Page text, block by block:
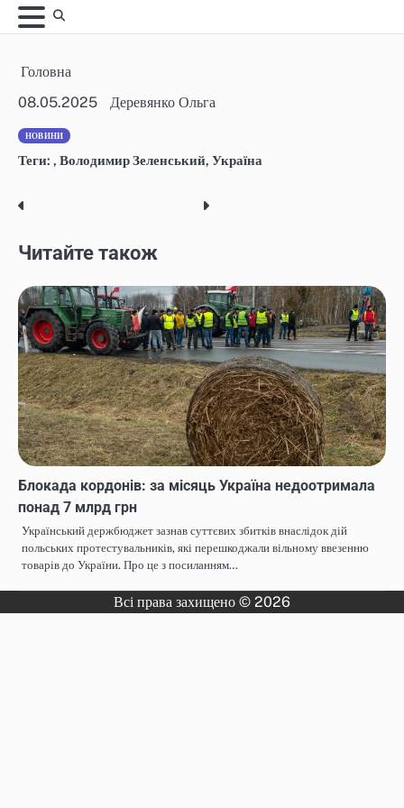
Skip
to
Головна
08.05.2025
Деревянко Ольга
НОВИНИ
Теги: , Володимир Зеленський, Україна
Post
navigation
Читайте також
Блокада кордонів: за місяць Україна недоотримала
понад 7 млрд грн
Український держбюджет зазнав суттєвих збитків внаслідок дій
польських протестувальників, які перешкоджали вільному ввезенню
товарів до України. Про це з посиланням…
Всі права захищено © 2026